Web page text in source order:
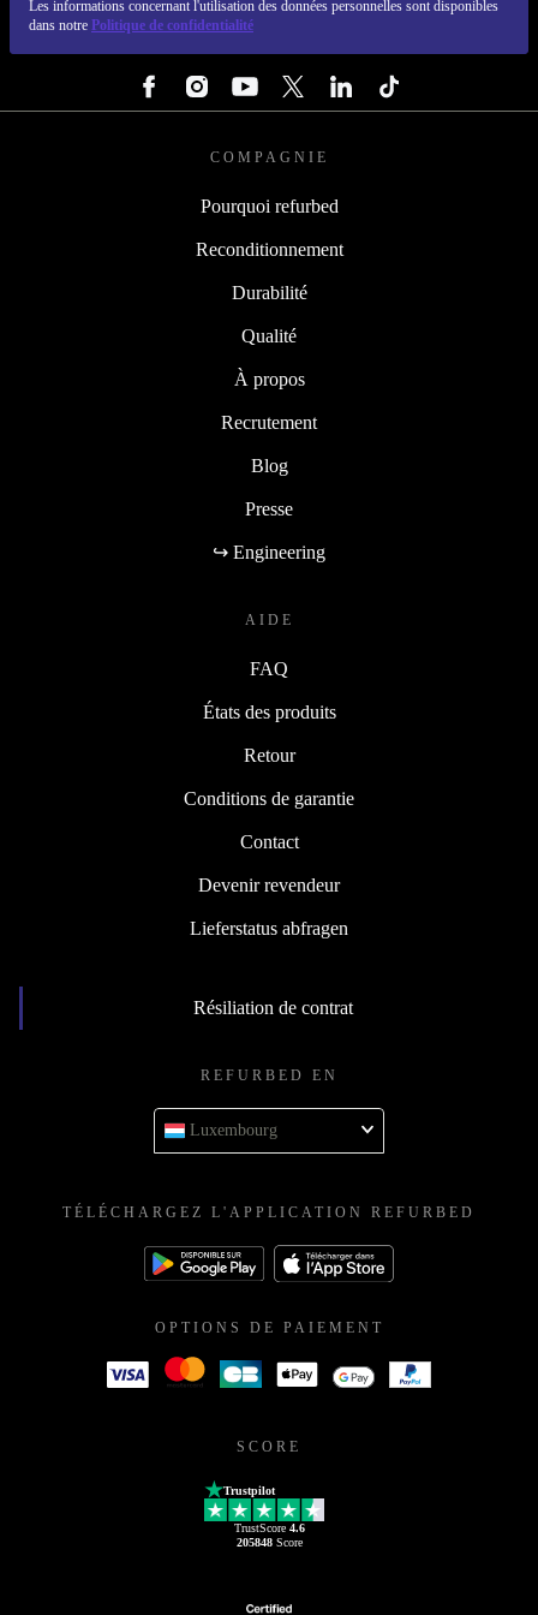
Les informations concernant l'utilisation des données personnelles sont disponibles
dans notre Politique de confidentialité
COMPAGNIE
Pourquoi refurbed
Reconditionnement
Durabilité
Qualité
À propos
Recrutement
Blog
Presse
↪ Engineering
AIDE
FAQ
États des produits
Retour
Conditions de garantie
Contact
Devenir revendeur
Lieferstatus abfragen
Résiliation de contrat
REFURBED EN
Luxembourg
TÉLÉCHARGEZ L'APPLICATION REFURBED
OPTIONS DE PAIEMENT
SCORE
Trustpilot
TrustScore 4.6
205848Score